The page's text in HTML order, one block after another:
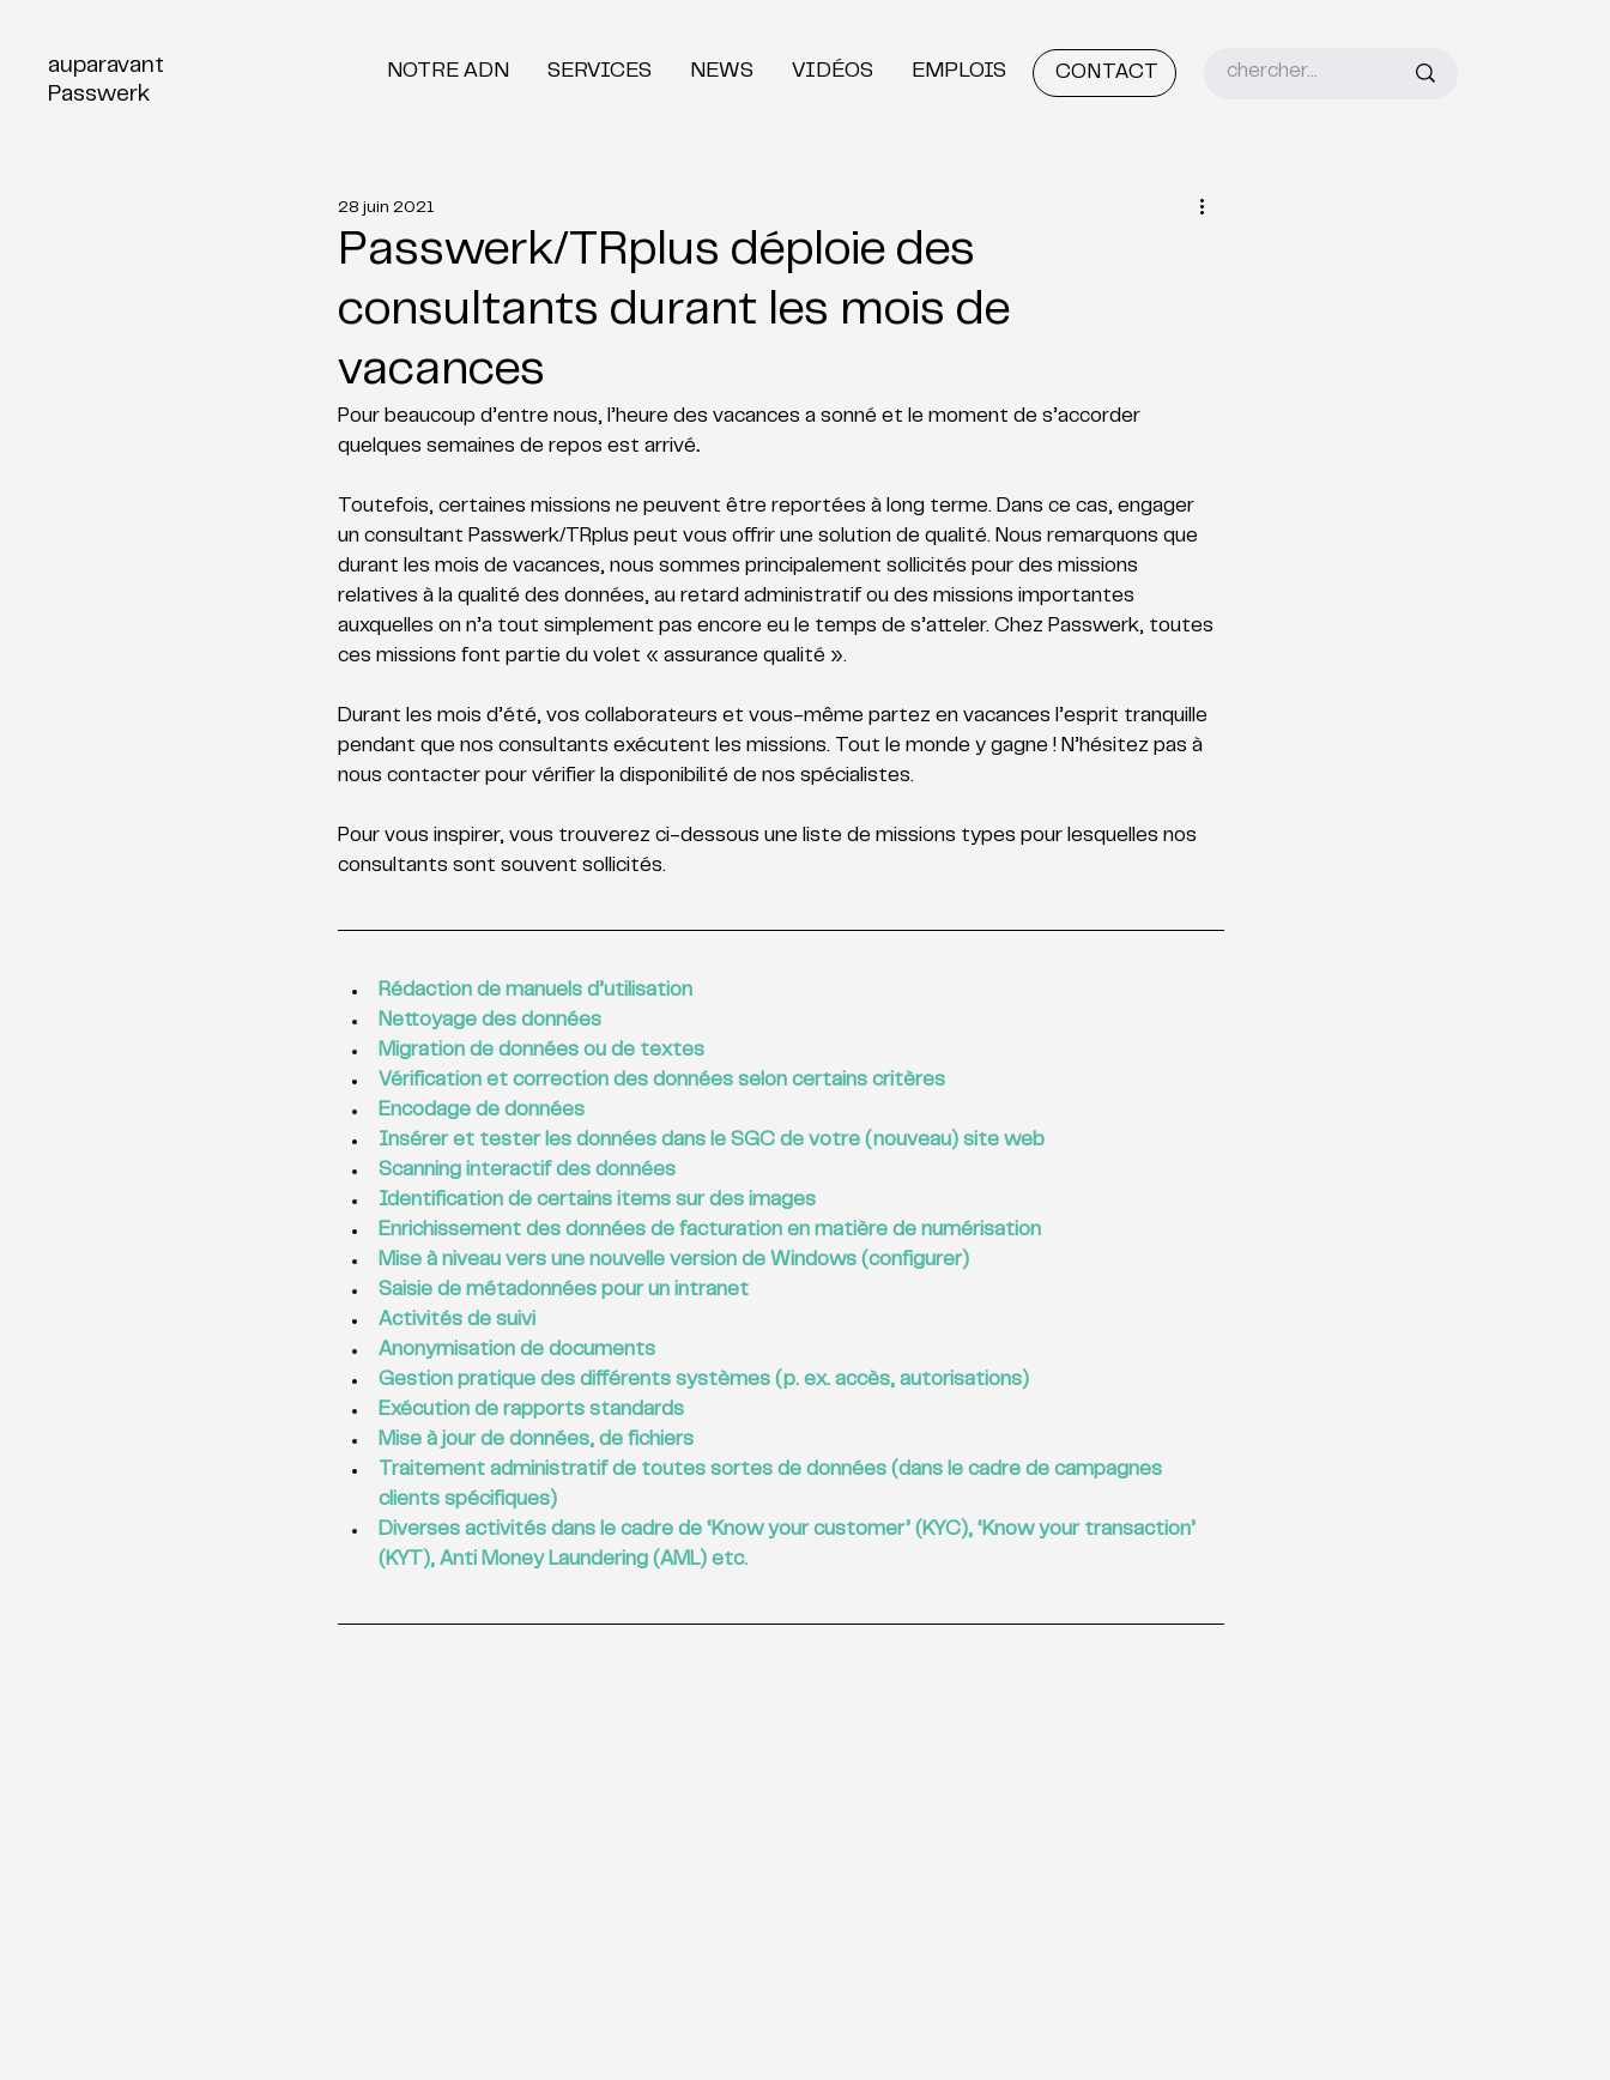
auparavant
Passwerk
CONTACT
NOTRE ADN SERVICES NEWS VIDÉOS EMPLOIS
Passwerk/TRplus déploie des
consultants durant les mois de
vacances
28 juin 2021
Pour beaucoup d’entre nous, l’heure des vacances a sonné et le moment de s’accorder
quelques semaines de repos est arrivé.
Toutefois, certaines missions ne peuvent être reportées à long terme. Dans ce cas, engager
un consultant Passwerk/TRplus peut vous offrir une solution de qualité. Nous remarquons que
durant les mois de vacances, nous sommes principalement sollicités pour des missions
relatives à la qualité des données, au retard administratif ou des missions importantes
auxquelles on n’a tout simplement pas encore eu le temps de s’atteler. Chez Passwerk, toutes
ces missions font partie du volet « assurance qualité ».
Durant les mois d’été, vos collaborateurs et vous-même partez en vacances l’esprit tranquille
pendant que nos consultants exécutent les missions. Tout le monde y gagne ! N’hésitez pas à
nous contacter pour vérifier la disponibilité de nos spécialistes.
Pour vous inspirer, vous trouverez ci-dessous une liste de missions types pour lesquelles nos
consultants sont souvent sollicités.
Rédaction de manuels d’utilisation
Nettoyage des données
Migration de données ou de textes
Vérification et correction des données selon certains critères
Encodage de données
Insérer et tester les données dans le SGC de votre (nouveau) site web
Scanning interactif des données
Identification de certains items sur des images
Enrichissement des données de facturation en matière de numérisation
Mise à niveau vers une nouvelle version de Windows (configurer)
Saisie de métadonnées pour un intranet
Activités de suivi
Anonymisation de documents
Gestion pratique des différents systèmes (p. ex. accès, autorisations)
Exécution de rapports standards
Mise à jour de données, de fichiers
Traitement administratif de toutes sortes de données (dans le cadre de campagnes
clients spécifiques)
Diverses activités dans le cadre de ‘Know your customer’ (KYC), ‘Know your transaction’
(KYT), Anti Money Laundering (AML) etc.